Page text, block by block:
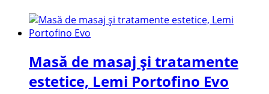
Masă de masaj și tratamente
estetice, Lemi Portofino Evo